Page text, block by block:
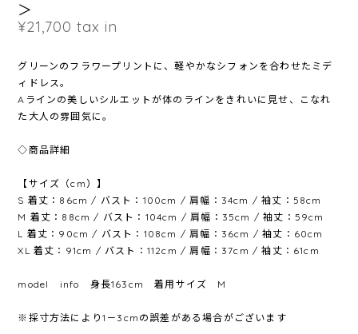
＞
¥21,700 tax in
グリーンのフラワープリントに、軽やかなシフォンを合わせたミデ
ィドレス。
Aラインの美しいシルエットが体のラインをきれいに見せ、こなれ
た大人の雰囲気に。
◇商品詳細
【サイズ（cm）】
S 着丈：86cm / バスト：100cm / 肩幅：34cm / 袖丈：58cm
M 着丈：88cm / バスト：104cm / 肩幅：35cm / 袖丈：59cm
L 着丈：90cm / バスト：108cm / 肩幅：36cm / 袖丈：60cm
XL 着丈：91cm / バスト：112cm / 肩幅：37cm / 袖丈：61cm
model info 身長163cm 着用サイズ M
※採寸方法により1－3cmの誤差がある場合がございます